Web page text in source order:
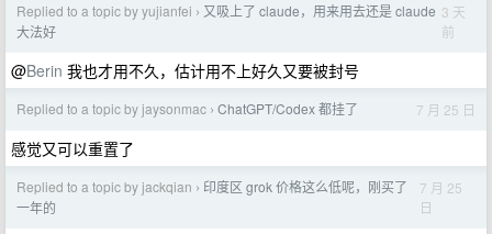
Replied to a topic by yujianfei › 又吸上了 claude，用来用去还是 claude
大法好
3 天
前
@Berin 我也才用不久，估计用不上好久又要被封号
Replied to a topic by jaysonmac › ChatGPT/Codex 都挂了 7 月 25 日
感觉又可以重置了
Replied to a topic by jackqian › 印度区 grok 价格这么低呢，刚买了
一年的
7 月 25
日